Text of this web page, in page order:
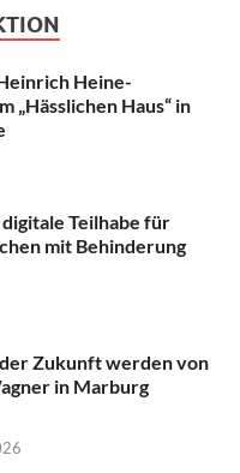
Heine-
„Hässlichen Haus“ in
Teilhabe für
mit Behinderung
Zukunft werden von
in Marburg